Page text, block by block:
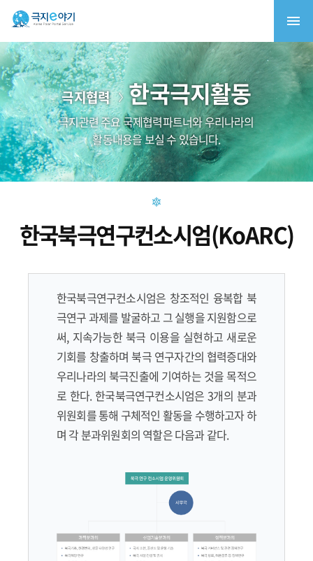
극지협력 한국극지활동
극지관련 주요 국제협력파트너와 우리나라의
활동내용을 보실 수 있습니다.
한국북극연구컨소시엄(KoARC)
한국북극연구컨소시엄은 창조적인 융복합 북
극연구 과제를 발굴하고 그 실행을 지원함으로
써, 지속가능한 북극 이용을 실현하고 새로운
기회를 창출하며 북극 연구자간의 협력증대와
우리나라의 북극진출에 기여하는 것을 목적으
로 한다. 한국북극연구컨소시엄은 3개의 분과
위원회를 통해 구체적인 활동을 수행하고자 하
며 각 분과위원회의 역할은 다음과 같다.